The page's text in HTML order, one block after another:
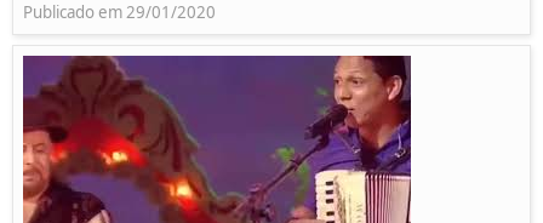
Publicado em 29/01/2020